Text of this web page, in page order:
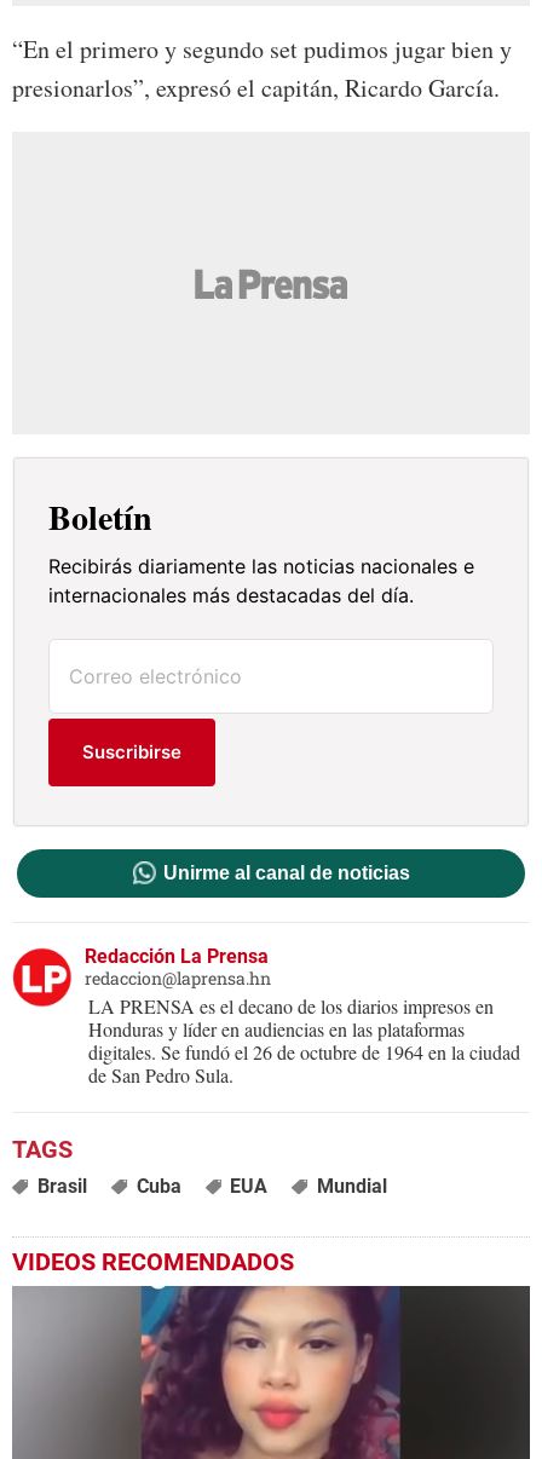
“En el primero y segundo set pudimos jugar bien y
presionarlos”, expresó el capitán, Ricardo García.
Boletín
Recibirás diariamente las noticias nacionales e
internacionales más destacadas del día.
Suscribirse
Unirme al canal de noticias
Redacción La Prensa
redaccion@laprensa.hn
LA PRENSA es el decano de los diarios impresos en
Honduras y líder en audiencias en las plataformas
digitales. Se fundó el 26 de octubre de 1964 en la ciudad
de San Pedro Sula.
Brasil Cuba EUA Mundial
VIDEOS RECOMENDADOS